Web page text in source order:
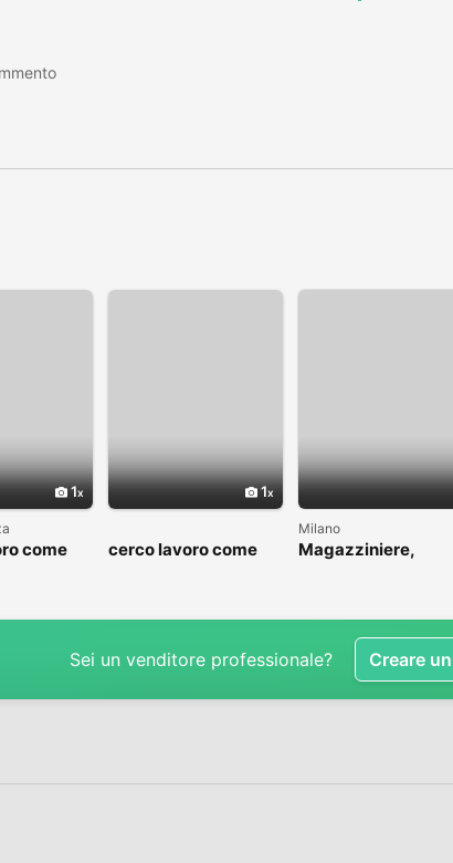
1
come
1
cerco lavoro come
Milano
Magazziniere,
muratore, idraulico,
Sei un venditore professionale? Creare